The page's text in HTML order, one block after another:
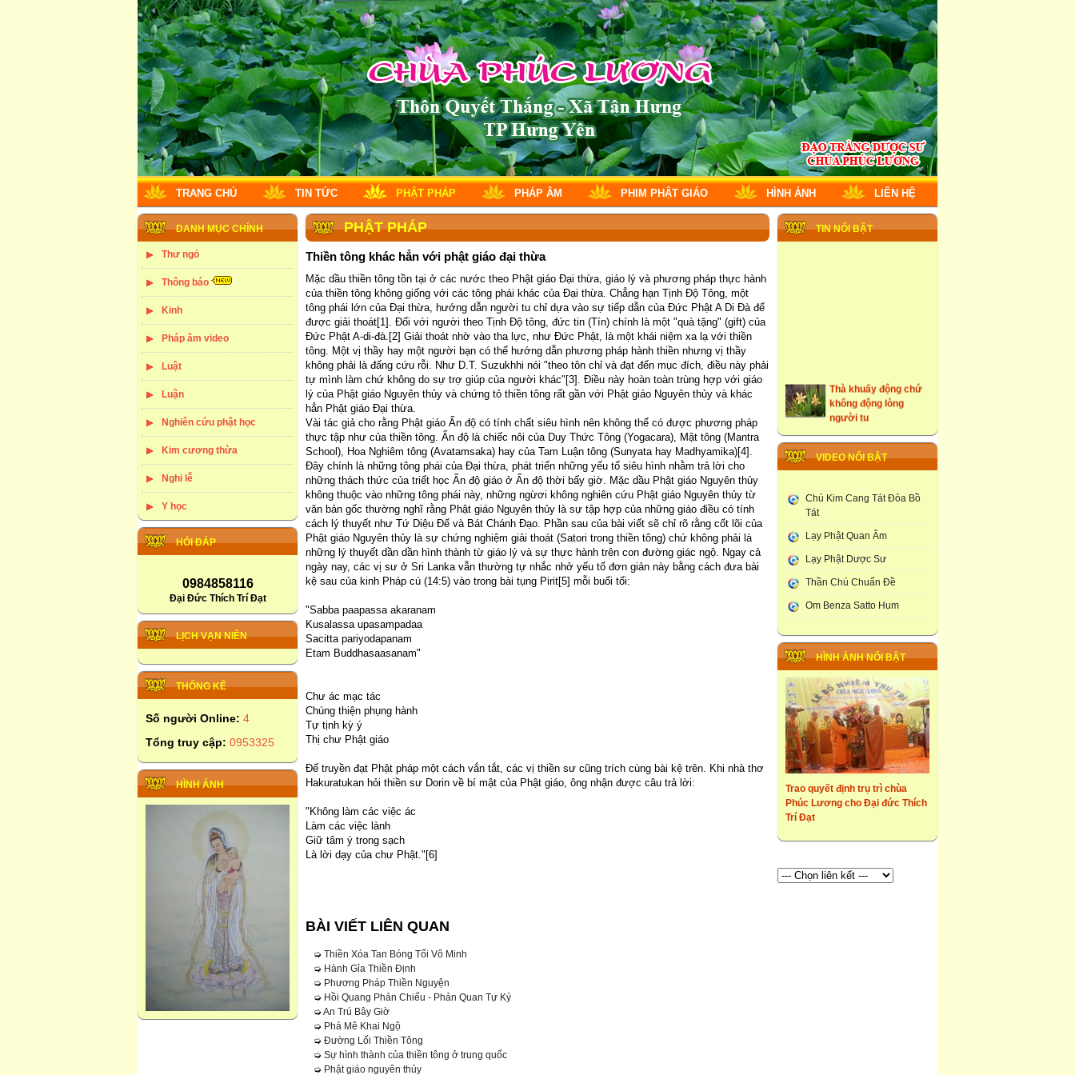
TRANG CHỦ TIN TỨC PHẬT PHÁP PHÁP ÂM PHIM PHẬT GIÁO HÌNH ẢNH LIÊN HỆ
DANH MỤC CHÍNH
Thư ngỏ
Thông báo
Kinh
Pháp âm video
Luật
Luận
Nghiên cứu phật học
Kim cương thừa
Nghi lễ
Y học
HỎI ĐÁP
0984858116
Đại Đức Thích Trí Đạt
LỊCH VẠN NIÊN
THỐNG KÊ
Số người Online: 4
Tổng truy cập: 0953325
HÌNH ẢNH
PHẬT PHÁP
Thiền tông khác hẳn với phật giáo đại thừa
Mặc dầu thiền tông tồn tại ở các nước theo Phật giáo Đại thừa, giáo lý và phương pháp thực hành
của thiền tông không giống với các tông phái khác của Đại thừa. Chẳng hạn Tịnh Độ Tông, một
tông phái lớn của Đại thừa, hướng dẫn người tu chỉ dựa vào sự tiếp dẫn của Đức Phật A Di Đà để
được giải thoát[1]. Đối với người theo Tịnh Độ tông, đức tin (Tín) chính là một "quà tặng" (gift) của
Đức Phật A-di-đà.[2] Giải thoát nhờ vào tha lực, như Đức Phật, là một khái niệm xa lạ với thiền
tông. Một vị thầy hay một người bạn có thể hướng dẫn phương pháp hành thiền nhưng vị thầy
không phải là đấng cứu rỗi. Như D.T. Suzukhhi nói "theo tôn chỉ và đạt đến mục đích, điều này phải
tự mình làm chứ không do sự trợ giúp của người khác"[3]. Điều này hoàn toàn trùng hợp với giáo
lý của Phật giáo Nguyên thủy và chứng tỏ thiền tông rất gần với Phật giáo Nguyên thủy và khác
hẳn Phật giáo Đại thừa.
Vài tác giả cho rằng Phật giáo Ấn độ có tính chất siêu hình nên không thể có được phương pháp
thực tập như của thiền tông. Ấn độ là chiếc nôi của Duy Thức Tông (Yogacara), Mật tông (Mantra
School), Hoa Nghiêm tông (Avatamsaka) hay của Tam Luận tông (Sunyata hay Madhyamika)[4].
Đây chính là những tông phái của Đại thừa, phát triển những yếu tố siêu hình nhằm trả lời cho
những thách thức của triết học Ấn độ giáo ở Ấn độ thời bấy giờ. Mặc dầu Phật giáo Nguyên thủy
không thuộc vào những tông phái này, những ngừơi không nghiên cứu Phật giáo Nguyên thủy từ
văn bản gốc thường nghĩ rằng Phật giáo Nguyên thủy là sự tập hợp của những giáo điều có tính
cách lý thuyết như Tứ Diệu Đế và Bát Chánh Đạo. Phần sau của bài viết sẽ chỉ rõ rằng cốt lõi của
Phật giáo Nguyên thủy là sự chứng nghiệm giải thoát (Satori trong thiền tông) chứ không phải là
những lý thuyết dần dần hình thành từ giáo lý và sự thực hành trên con đường giác ngộ. Ngay cả
ngày nay, các vị sư ở Sri Lanka vẫn thường tự nhắc nhở yếu tố đơn giản này bằng cách đưa bài
kệ sau của kinh Pháp cú (14:5) vào trong bài tụng Pirit[5] mỗi buổi tối:
"Sabba paapassa akaranam
Kusalassa upasampadaa
Sacitta pariyodapanam
Etam Buddhasaasanam"
Chư ác mạc tác
Chúng thiện phụng hành
Tự tịnh kỳ ý
Thị chư Phật giáo
Để truyền đạt Phật pháp một cách vắn tắt, các vị thiền sư cũng trích cùng bài kệ trên. Khi nhà thơ
Hakuratukan hỏi thiền sư Dorin về bí mật của Phật giáo, ông nhận được câu trả lời:
"Không làm các việc ác
Làm các việc lành
Giữ tâm ý trong sạch
Là lời dạy của chư Phật."[6]
BÀI VIẾT LIÊN QUAN
➭ Thiền Xóa Tan Bóng Tối Vô Minh
➭ Hành Gỉa Thiền Định
➭ Phương Pháp Thiền Nguyện
➭ Hồi Quang Phản Chiếu - Phản Quan Tự Kỷ
➭ An Trú Bây Giờ
➭ Phá Mê Khai Ngộ
➭ Đường Lối Thiền Tông
➭ Sự hình thành của thiền tông ở trung quốc
➭ Phật giáo nguyên thủy
TIN NỔI BẬT
Thà khuấy động chứ
không động lòng
người tu
những ngôi cổ tự tại
Hưng Yên
Nhìn Phật Giao
Đám Tang Theo
Truyền Thống Phật
Giao
Học Viện Phật Giao
larung ga
Thạt Luống -Tháp Của
Chùa Phúc Lương :
Tổ Chức Lễ Khai Đàn
Dược Sư Thất Châu
VIDEO NỔI BẬT
Chú Kim Cang Tát Đỏa Bồ
Tát
Lạy Phật Quan Âm
Lạy Phật Dược Sư
Thần Chú Chuẩn Đề
Om Benza Satto Hum
HÌNH ẢNH NỔI BẬT
Trao quyết định trụ trì chùa
Phúc Lương cho Đại đức Thích
Trí Đạt